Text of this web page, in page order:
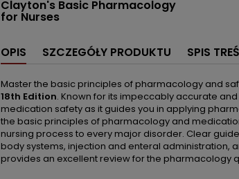
Clayton's Basic Pharmacology
for Nurses
OPIS SZCZEGÓŁY PRODUKTU SPIS
Master the basic principles of pharmacology and
18th Edition. Known for its impeccably accurate
medication safety as it guides you in applying
the basic principles of pharmacology and
nursing process to every major disorder. Clear
body systems, injection and enteral administration,
provides an excellent review for the pharmacology